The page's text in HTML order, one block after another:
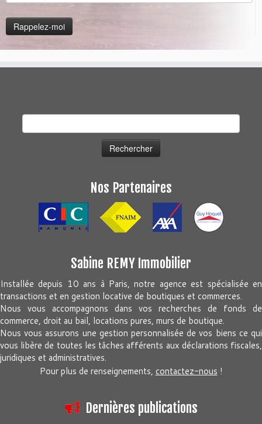
Rechercher :
Nos Partenaires
Sabine REMY Immobilier
Installée depuis 10 ans à Paris, notre agence est spécialisée en
transactions et en gestion locative de boutiques et commerces.
Nous vous accompagnons dans vos recherches de fonds de
commerce, droit au bail, locations pures, murs de boutique.
Nous vous assurons une gestion personnalisée de vos biens ce qui
vous libère de toutes les tâches afférents aux déclarations fiscales,
juridiques et administratives.
Pour plus de renseignements, contactez-nous !
Dernières publications